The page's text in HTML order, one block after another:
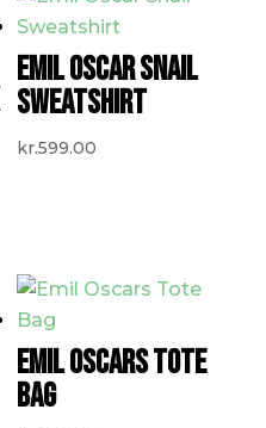
EMIL OSCAR SNAIL
SWEATSHIRT
kr.599.00
EMIL OSCARS TOTE
BAG